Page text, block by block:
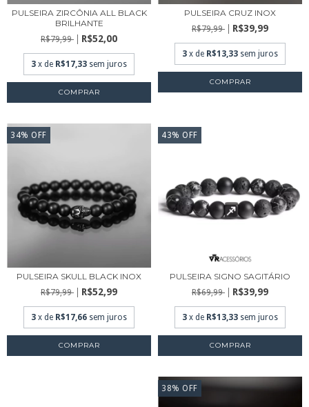
PULSEIRA ZIRCÔNIA ALL BLACK
BRILHANTE
R$79,99 R$52,00
3 x de R$17,33 sem juros
COMPRAR
PULSEIRA CRUZ INOX
R$79,99 R$39,99
3 x de R$13,33 sem juros
COMPRAR
34% OFF
PULSEIRA SKULL BLACK INOX
R$79,99 R$52,99
3 x de R$17,66 sem juros
COMPRAR
43% OFF
PULSEIRA SIGNO SAGITÁRIO
R$69,99 R$39,99
3 x de R$13,33 sem juros
COMPRAR
38% OFF